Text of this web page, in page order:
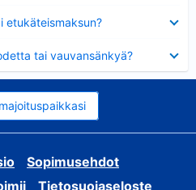
etukäteismaksun?
tai vauvansänkyä?
Sopimusehdot
Tietosuojaseloste